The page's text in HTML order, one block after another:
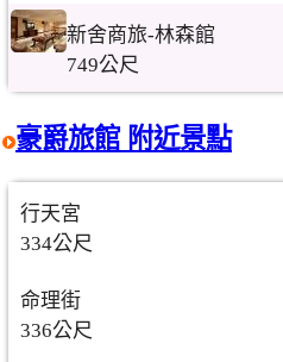
新舍商旅-林森館
749公尺
豪爵旅館 附近景點
行天宮
334公尺
命理街
336公尺